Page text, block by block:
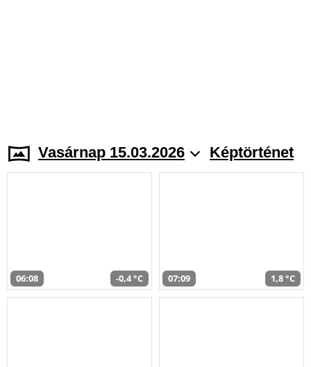
Vasárnap 15.03.2026 Képtörténet
06:08 -0,4 °C 07:09 1,8 °C